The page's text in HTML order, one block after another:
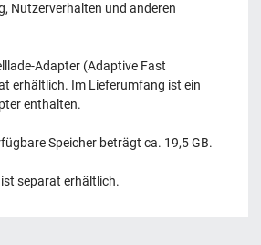
Nutzerverhalten und anderen
Adapter (Adaptive Fast
erhältlich. Im Lieferumfang ist ein
enthalten.
Speicher beträgt ca. 19,5 GB.
separat erhältlich.